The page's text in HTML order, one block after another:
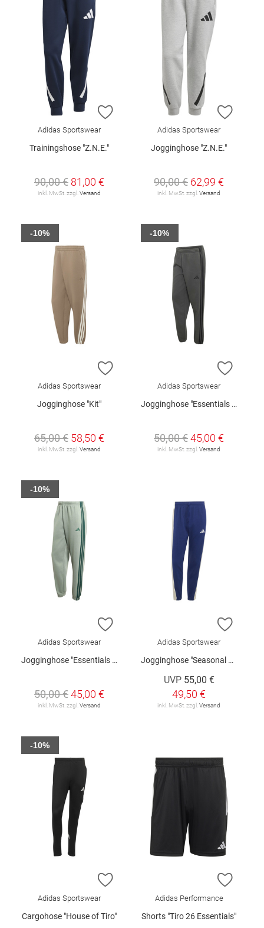
ZUR WUNSCHLISTE HINZUFÜGEN
Adidas Sportswear
Trainingshose "Z.N.E."
90,00 € 81,00 €
inkl. MwSt. zzgl. Versand
ZUR
Adidas Sportswear
Jogginghose "Z.N.E."
90,00 € 62,99 €
inkl. MwSt. zzgl. Versand
ZUR WUNSCHLISTE HINZUFÜGEN
Adidas Sportswear
Jogginghose "Kit"
65,00 € 58,50 €
inkl. MwSt. zzgl. Versand
-10%
ZUR
Adidas Sportswear
Jogginghose "Essentials Fleece"
50,00 €45,00 €
inkl. MwSt. zzgl. Versand
-10%
ZUR WUNSCHLISTE HINZUFÜGEN
Adidas Sportswear
Jogginghose "Essentials Fleece"
50,00 €45,00 €
inkl. MwSt. zzgl. Versand
-10%
ZUR
Adidas Sportswear
Jogginghose "Seasonal Essentials Fleece"
UVP 55,00 €
49,50 €
inkl. MwSt. zzgl. Versand
ZUR WUNSCHLISTE HINZUFÜGEN
Adidas Sportswear
Cargohose "House of Tiro"
-10%
ZUR
Adidas Performance
Shorts "Tiro 26 Essentials"